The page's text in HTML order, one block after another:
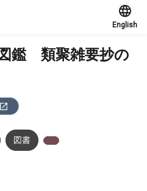
English
鑑 類聚雑要抄の
図書